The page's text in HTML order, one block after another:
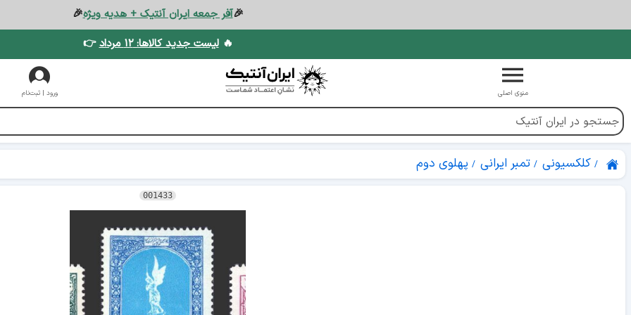
🎉آفر جمعه ایران آنتیک + هدیه ویژه🎉
🔥لیست جدید کالاها: ۱۲ مرداد 👉
منوی اصلی ورود | ثبت‌نام
کلکسیونی تمبر ایرانی پهلوی دوم
001433